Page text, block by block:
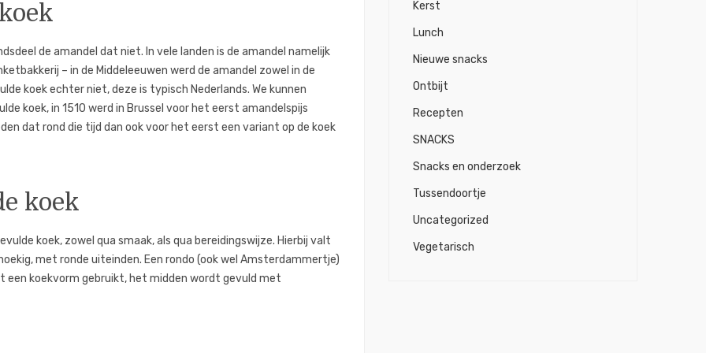
de amandel dat niet. In vele landen is de amandel namelijk
– in de Middeleeuwen werd de amandel zowel in de
koek echter niet, deze is typisch Nederlands. We kunnen
koek, in 1510 werd in Brussel voor het eerst amandelspijs
dat rond die tijd dan ook voor het eerst een variant op de koek
koek
koek, zowel qua smaak, als qua bereidingswijze. Hierbij valt
met ronde uiteinden. Een rondo (ook wel Amsterdammertje)
een koekvorm gebruikt, het midden wordt gevuld met
Kerst
Lunch
Nieuwe snacks
Ontbijt
Recepten
SNACKS
Snacks en onderzoek
Tussendoortje
Uncategorized
Vegetarisch